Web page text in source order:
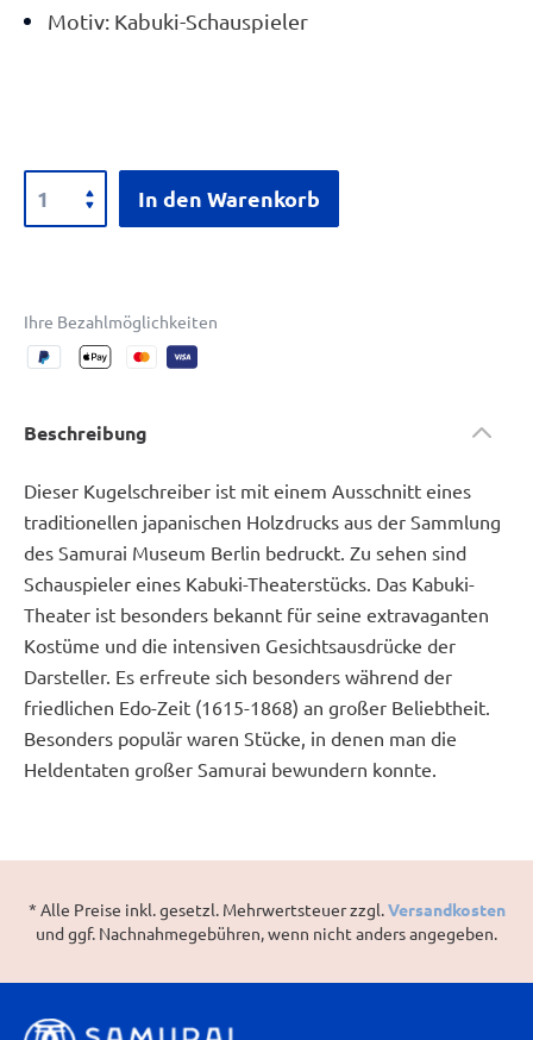
Motiv: Kabuki-Schauspieler
In den Warenkorb
Ihre Bezahlmöglichkeiten
Beschreibung
Dieser Kugelschreiber ist mit einem Ausschnitt eines
traditionellen japanischen Holzdrucks aus der Sammlung
des Samurai Museum Berlin bedruckt. Zu sehen sind
Schauspieler eines Kabuki-Theaterstücks. Das Kabuki-
Theater ist besonders bekannt für seine extravaganten
Kostüme und die intensiven Gesichtsausdrücke der
Darsteller. Es erfreute sich besonders während der
friedlichen Edo-Zeit (1615-1868) an großer Beliebtheit.
Besonders populär waren Stücke, in denen man die
Heldentaten großer Samurai bewundern konnte.
* Alle Preise inkl. gesetzl. Mehrwertsteuer zzgl.Versandkosten
und ggf. Nachnahmegebühren, wenn nicht anders angegeben.